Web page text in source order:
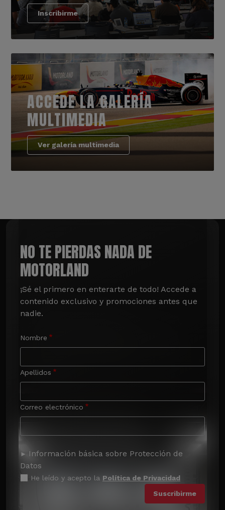
Inscribirme
ACCEDE LA GALERÍA
MULTIMEDIA
Ver galería multimedia
NO TE PIERDAS NADA DE
MOTORLAND
¡Sé el primero en enterarte de todo! Accede a
contenido exclusivo y promociones antes que
nadie.
Nombre
Apellidos
Correo electrónico
Información básica sobre Protección de
Datos
He leído y acepto la Política de Privacidad